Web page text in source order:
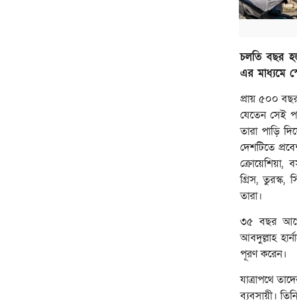
চলতি বছর
এর মাধ্যমে
প্রায় ৫০০
যেতেন সেই
তারা পাড়ি
দেশটিতে
ক্রোয়েশিয়া,
গ্রিস, তুরস্ক,
তারা।
৩৫ বছর আগে
আবদুল্লাহ
পূরণ করেন।
যাত্রাপথে
ব্যবসায়ী।